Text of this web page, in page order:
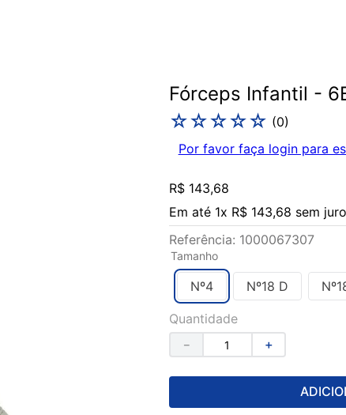
Fórceps Infantil -
☆☆☆☆☆ (0)
Por favor faça login para
R$ 143,68
Em até 1x R$ 143,68 sem
Referência: 1000067307
Tamanho
Nº4 Nº18 D
Quantidade
＋
－